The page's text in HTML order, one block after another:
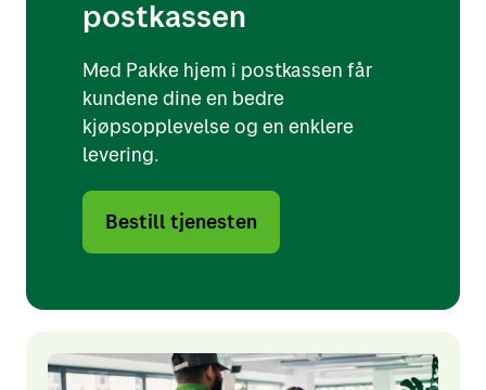
postkassen
Med Pakke hjem i postkassen får
kundene dine en bedre
kjøpsopplevelse og en enklere
levering.
Bestill tjenesten